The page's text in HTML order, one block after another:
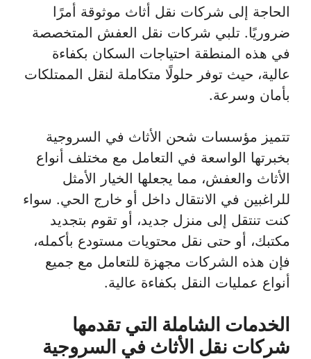
الحاجة إلى شركات نقل أثاث موثوقة أمرًا
ضروريًا. تلبي شركات نقل العفش المتخصصة
في هذه المنطقة احتياجات السكان بكفاءة
عالية، حيث توفر حلولًا متكاملة لنقل الممتلكات
بأمان وسرعة.
تتميز مؤسسات شحن الأثاث في السروجية
بخبرتها الواسعة في التعامل مع مختلف أنواع
الأثاث والعفش، مما يجعلها الخيار الأمثل
للراغبين في الانتقال داخل أو خارج الحي. سواء
كنت تنتقل إلى منزل جديد، أو تقوم بتجديد
مكتبك، أو حتى نقل محتويات مستودع بأكمله،
فإن هذه الشركات مجهزة للتعامل مع جميع
أنواع عمليات النقل بكفاءة عالية.
الخدمات الشاملة التي تقدمها
شركات نقل الأثاث في السروجية